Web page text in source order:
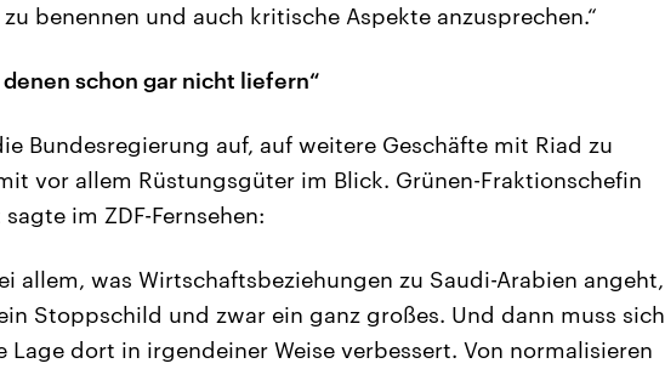
benennen und auch kritische Aspekte anzusprechen.“
schon gar nicht liefern“
Bundesregierung auf, auf weitere Geschäfte mit Riad zu
vor allem Rüstungsgüter im Blick. Grünen-Fraktionschefin
im ZDF-Fernsehen:
allem, was Wirtschaftsbeziehungen zu Saudi-Arabien angeht,
Stoppschild und zwar ein ganz großes. Und dann muss sich
Lage dort in irgendeiner Weise verbessert. Von normalisieren